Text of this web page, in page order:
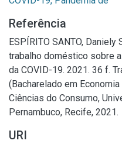
Referência
ESPÍRITO SANTO,
trabalho doméstico sobre
da COVID-19. 2021. 36 f.
(Bacharelado em
Ciências do Consumo,
Pernambuco, Recife, 2021.
URI